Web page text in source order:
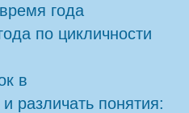
года
по цикличности
в
различать понятия: